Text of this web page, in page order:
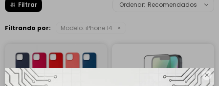

Recomendados
Filtrando por: Modelo: iPhone 14